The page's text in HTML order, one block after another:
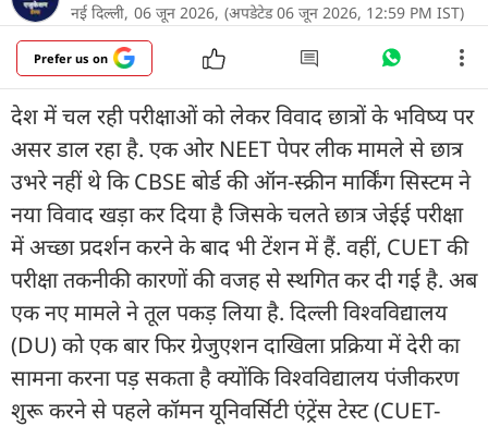
नई दिल्ली, 06 जून 2026, (अपडेटेड 06 जून 2026, 12:59 PM IST)
Prefer us on
देश में चल रही परीक्षाओं को लेकर विवाद छात्रों के भविष्य पर
असर डाल रहा है. एक ओर NEET पेपर लीक मामले से छात्र
उभरे नहीं थे कि CBSE बोर्ड की ऑन-स्क्रीन मार्किंग सिस्टम ने
नया विवाद खड़ा कर दिया है जिसके चलते छात्र जेईई परीक्षा
में अच्छा प्रदर्शन करने के बाद भी टेंशन में हैं. वहीं, CUET की
परीक्षा तकनीकी कारणों की वजह से स्थगित कर दी गई है. अब
एक नए मामले ने तूल पकड़ लिया है. दिल्ली विश्वविद्यालय
(DU) को एक बार फिर ग्रेजुएशन दाखिला प्रक्रिया में देरी का
सामना करना पड़ सकता है क्योंकि विश्वविद्यालय पंजीकरण
शुरू करने से पहले कॉमन यूनिवर्सिटी एंट्रेंस टेस्ट (CUET-